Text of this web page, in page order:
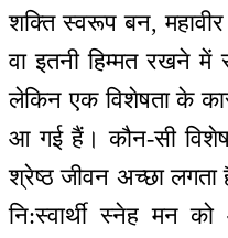
शक्ति स्वरूप बन,
वा इतनी हिम्मत रखने
लेकिन एक विशेषता के
आ गई हैं। कौन-सी
श्रेष्ठ जीवन अच्छा लगता
नि:स्वार्थी स्नेह मन